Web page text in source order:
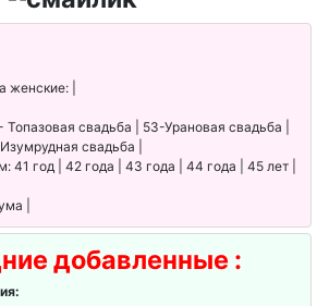
|
свадьба | 53-Урановая свадьба |
свадьба |
41 год | 42 года | 43 года | 44 года | 45 лет |
|
добавленные :